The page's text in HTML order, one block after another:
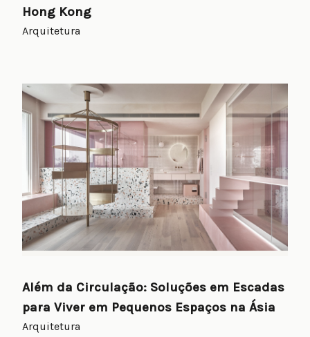
Hong Kong
Arquitetura
Além da Circulação: Soluções em Escadas
para Viver em Pequenos Espaços na Ásia
Arquitetura